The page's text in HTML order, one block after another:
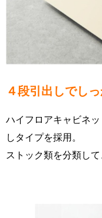
４段引出しでし
ハイフロアキャビネ
しタイプを採用。
ストック類を分類し